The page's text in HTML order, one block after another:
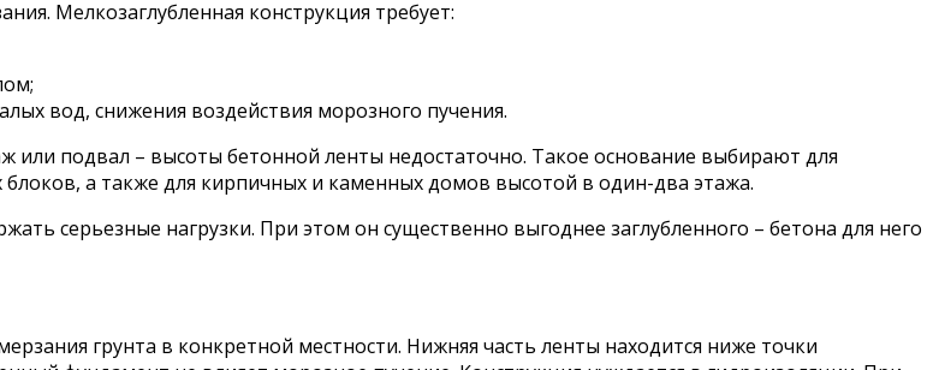
Мелкозаглубленная конструкция требует:
вод, снижения воздействия морозного пучения.
или подвал – высоты бетонной ленты недостаточно. Такое основание выбирают для
а также для кирпичных и каменных домов высотой в один-два этажа.
серьезные нагрузки. При этом он существенно выгоднее заглубленного – бетона для него
грунта в конкретной местности. Нижняя часть ленты находится ниже точки